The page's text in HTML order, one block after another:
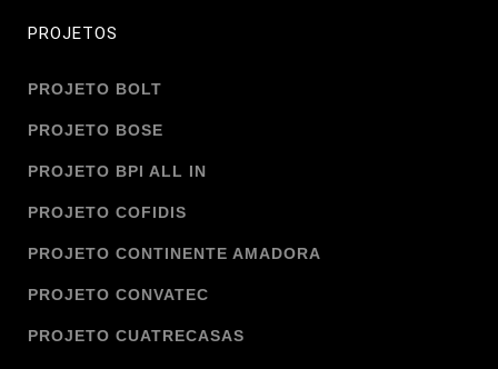
PROJETOS
PROJETO BOLT
PROJETO BOSE
PROJETO BPI ALL IN
PROJETO COFIDIS
PROJETO CONTINENTE AMADORA
PROJETO CONVATEC
PROJETO CUATRECASAS